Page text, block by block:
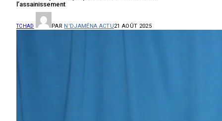
l’assainissement
TCHAD PAR N'DJAMÉNA ACTU21 AOÛT 2025